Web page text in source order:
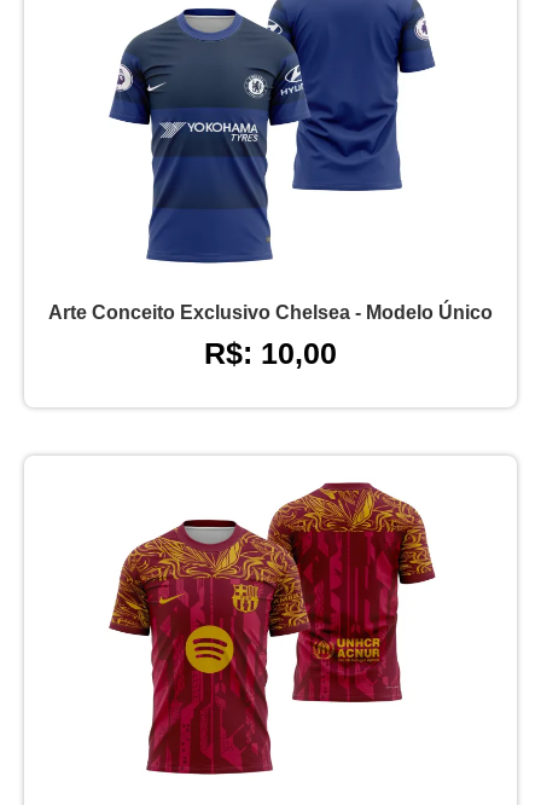
Arte Conceito Exclusivo Chelsea - Modelo Único
R$: 10,00